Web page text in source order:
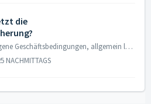
die
Jeder Versicherer hat eigene Geschäftsbedingungen, allgemein lässt sich aber sagen, dass in der Regel lediglich der Zeitwert erstattet wird. Grundsätzlich w...
NACHMITTAGS